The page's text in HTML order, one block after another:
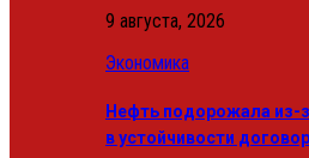
9 августа, 2026
Экономика
Нефть подорожала из-
в устойчивости